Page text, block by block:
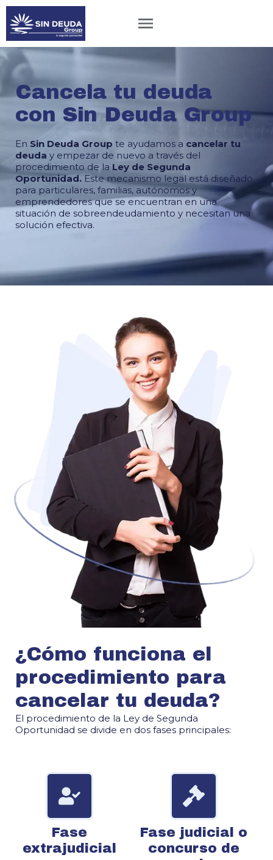
Cancela tu deuda
con Sin Deuda Group
En Sin Deuda Group te ayudamos a cancelar tu
deuda y empezar de nuevo a través del
procedimiento de la Ley de Segunda
Oportunidad. Este mecanismo legal está diseñado
para particulares, familias, autónomos y
emprendedores que se encuentran en una
situación de sobreendeudamiento y necesitan una
solución efectiva.
¿Cómo funciona el
procedimiento para
cancelar tu deuda?
El procedimiento de la Ley de Segunda
Oportunidad se divide en dos fases principales:
Fase
extrajudicial
Fase judicial o
concurso de